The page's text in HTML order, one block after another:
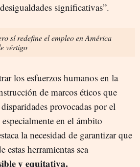
significativas”.
sí redefine el empleo en América
vértigo
los esfuerzos humanos en la
de marcos éticos que
provocadas por el
en el ámbito
la necesidad de garantizar que
estas herramientas sea
y equitativa.